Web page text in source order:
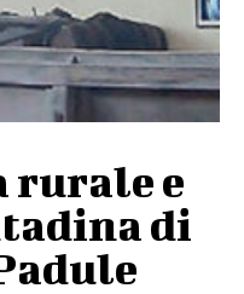
rurale e
di